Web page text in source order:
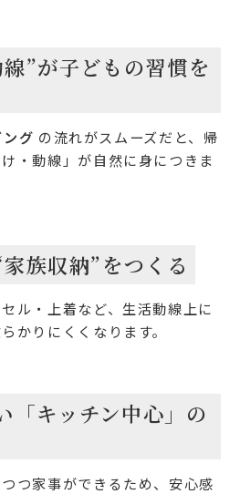
”が子どもの習慣を
グ の流れがスムーズだと、 帰
・動線」が自然に身につきま
族収納”をつくる
ル・上着など、生活動線上に
かりにくくなります。
キッチン中心」の
つ家事ができるため、安心感